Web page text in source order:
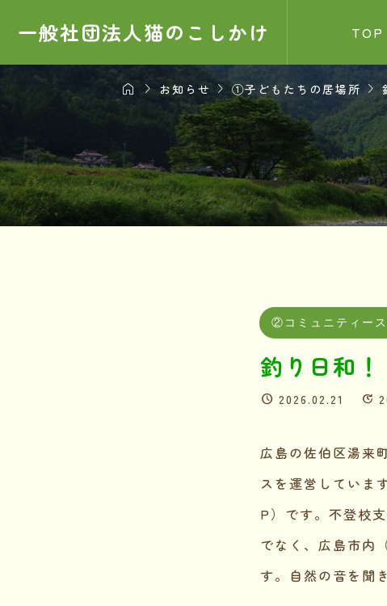
一般社団法人猫のこしかけ TOP
お知らせ
サンプル記事
2025.05.26
  お知らせ①子どもたちの居場所
②コミュニティー
釣り日和！
2026.02.21
広島の佐伯区湯来
スを運営しています
P）です。不登校
でなく、広島市内
す。自然の音を聞